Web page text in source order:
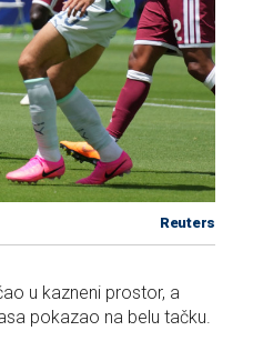
Reuters
u kazneni prostor, a
pokazao na belu tačku.